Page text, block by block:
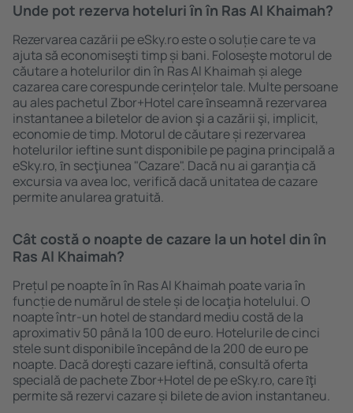
Unde pot rezerva hoteluri ȋn în Ras Al Khaimah?
Rezervarea cazării pe eSky.ro este o soluție care te va
ajuta să economiseşti timp și bani. Foloseşte motorul de
căutare a hotelurilor din în Ras Al Khaimah și alege
cazarea care corespunde cerințelor tale. Multe persoane
au ales pachetul Zbor+Hotel care ȋnseamnă rezervarea
instantanee a biletelor de avion şi a cazării şi, implicit,
economie de timp. Motorul de căutare și rezervarea
hotelurilor ieftine sunt disponibile pe pagina principală a
eSky.ro, ȋn secţiunea "Cazare". Dacă nu ai garanţia că
excursia va avea loc, verifică dacă unitatea de cazare
permite anularea gratuită.
Cât costă o noapte de cazare la un hotel din în
Ras Al Khaimah?
Prețul pe noapte în în Ras Al Khaimah poate varia în
funcție de numărul de stele și de locaţia hotelului. O
noapte într-un hotel de standard mediu costă de la
aproximativ 50 până la 100 de euro. Hotelurile de cinci
stele sunt disponibile ȋncepând de la 200 de euro pe
noapte. Dacă doreşti cazare ieftină, consultă oferta
specială de pachete Zbor+Hotel de pe eSky.ro, care ȋţi
permite să rezervi cazare și bilete de avion instantaneu.